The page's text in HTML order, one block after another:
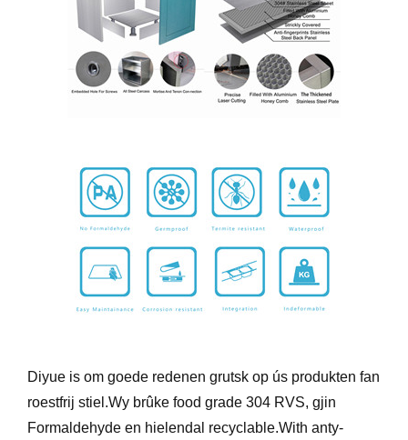
Diyue is om goede redenen grutsk op ús produkten fan
roestfrij stiel.Wy brûke food grade 304 RVS, gjin
Formaldehyde en hielendal recyclable.With anty-